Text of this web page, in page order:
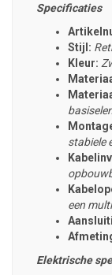
Specificaties
Stijl:
Kleur:
stabiele
een
Elektrische